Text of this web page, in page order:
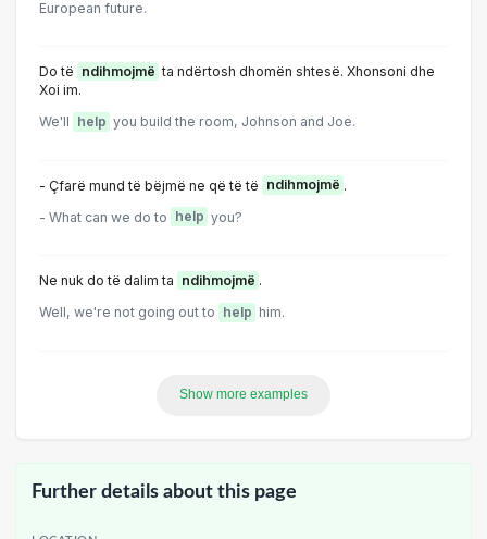
European future.
Do të ndihmojmë ta ndërtosh dhomën shtesë. Xhonsoni dhe
Xoi im.
We'll help you build the room, Johnson and Joe.
- Çfarë mund të bëjmë ne që të të ndihmojmë .
- What can we do to
help you?
Ne nuk do të dalim ta ndihmojmë .
Well, we're not going out to help him.
Show more examples
Further details about this page